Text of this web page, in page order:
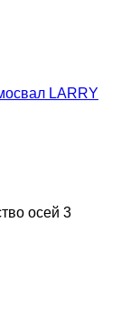
LARRY
осей 3